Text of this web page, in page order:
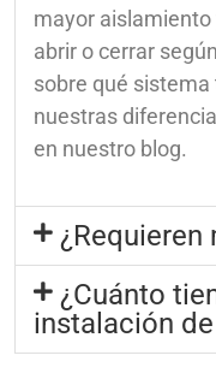
mayor
abrir o cerrar
sobre qué
nuestras
en nuestro blog.
¿Cuánto
instalación